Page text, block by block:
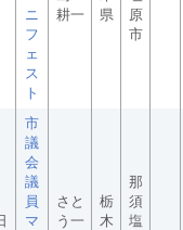
ニ
フ
ェ
ス
ト
耕一
県
原
市
市
議
会
議
員
マ
さと
う一
栃
木
那
須
塩